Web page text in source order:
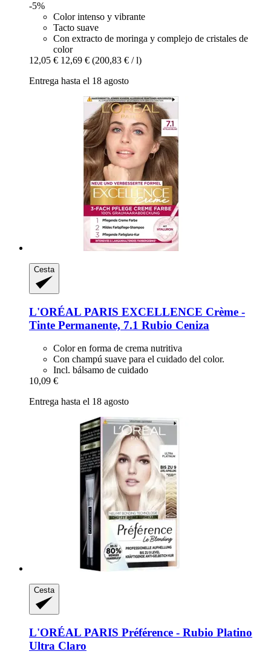
-5%
Color intenso y vibrante
Tacto suave
Con extracto de moringa y complejo de cristales de
color
12,05 € 12,69 € (200,83 € / l)
Entrega hasta el 18 agosto
Cesta
L'ORÉAL PARIS EXCELLENCE Crème -​
Tinte Permanente, 7.1 Rubio Ceniza
Color en forma de crema nutritiva
Con champú suave para el cuidado del color.
Incl. bálsamo de cuidado
10,09 €
Entrega hasta el 18 agosto
Cesta
L'ORÉAL PARIS Préférence -​ Rubio Platino
Ultra Claro